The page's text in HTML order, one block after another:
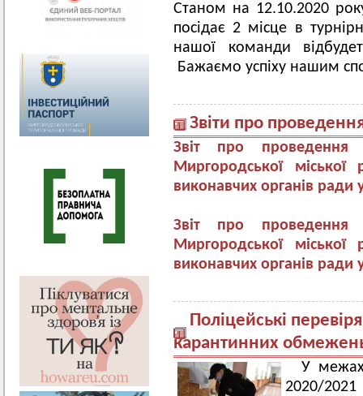
Станом на 12.10.2020
посідає 2 місце в
нашої команди
Бажаємо успіху нашим
Звіти про
Звіт про проведення
Миргородської міської
виконавчих органів ради
Звіт про проведення
Миргородської міської
виконавчих органів ради
Поліцейські
карантинних
У межах
2020/